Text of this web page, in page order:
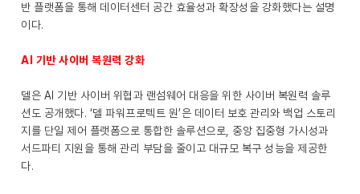
반 플랫폼을 통해 데이터센터 공간 효율성과 확장성을 강화했다는 설명
이다.
AI 기반 사이버 복원력 강화
델은 AI 기반 사이버 위협과 랜섬웨어 대응을 위한 사이버 복원력 솔루
션도 공개했다. ‘델 파워프로텍트 원’은 데이터 보호 관리와 백업 스토리
지를 단일 제어 플랫폼으로 통합한 솔루션으로, 중앙 집중형 가시성과
서드파티 지원을 통해 관리 부담을 줄이고 대규모 복구 성능을 제공한
다.